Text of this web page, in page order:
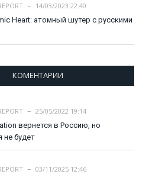
14/03/2023 22:40
Heart: атомный шутер с русскими
КОМЕНТАРИИ
25/05/2022 19:14
вернется в Россию, но
не будет
03/11/2025 12:46